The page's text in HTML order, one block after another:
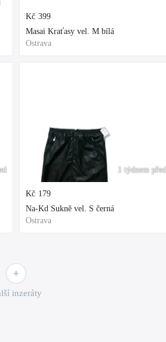
Kč 399
Masai Kraťasy vel. M bílá
Ostrava
1 týdnem před
Kč 179
Na-Kd Sukně vel. S černá
Ostrava
inzeráty